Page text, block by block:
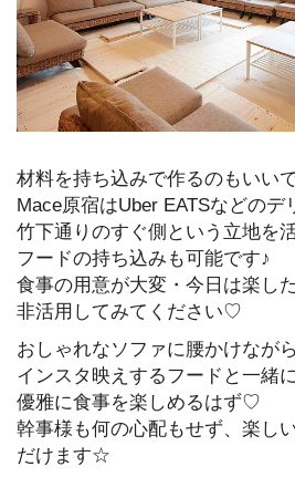
材料を持ち込みで作るのもいいで
Mace原宿はUber EATSなどのデ
竹下通りのすぐ側という立地を
フードの持ち込みも可能です♪
食事の用意が大変・今日は楽し
非活用してみてください♡
おしゃれなソファに腰かけながら
インスタ映えするフードと一緒
優雅に食事を楽しめるはず♡
幹事様も何の心配もせず、楽し
だけます☆